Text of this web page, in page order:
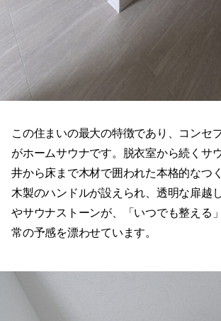
この住まいの最大の特徴であり、コンセ
がホームサウナです。脱衣室から続くサ
井から床まで木材で囲われた本格的なつ
木製のハンドルが設えられ、透明な扉越
やサウナストーンが、「いつでも整える
常の予感を漂わせています。